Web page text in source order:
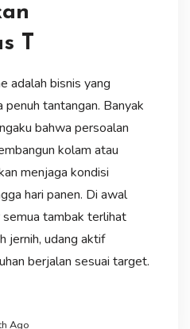
T
adalah bisnis yang
tantangan. Banyak
bahwa persoalan
kolam atau
menjaga kondisi
hari panen. Di awal
tambak terlihat
jernih, udang aktif
berjalan sesuai target.
Ago